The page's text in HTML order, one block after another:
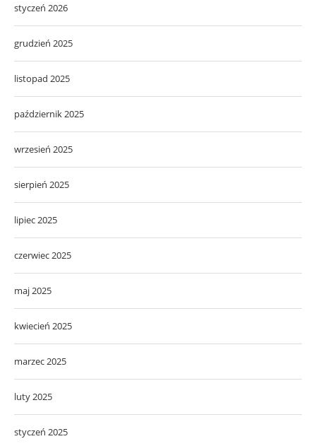
styczeń 2026
grudzień 2025
listopad 2025
październik 2025
wrzesień 2025
sierpień 2025
lipiec 2025
czerwiec 2025
maj 2025
kwiecień 2025
marzec 2025
luty 2025
styczeń 2025